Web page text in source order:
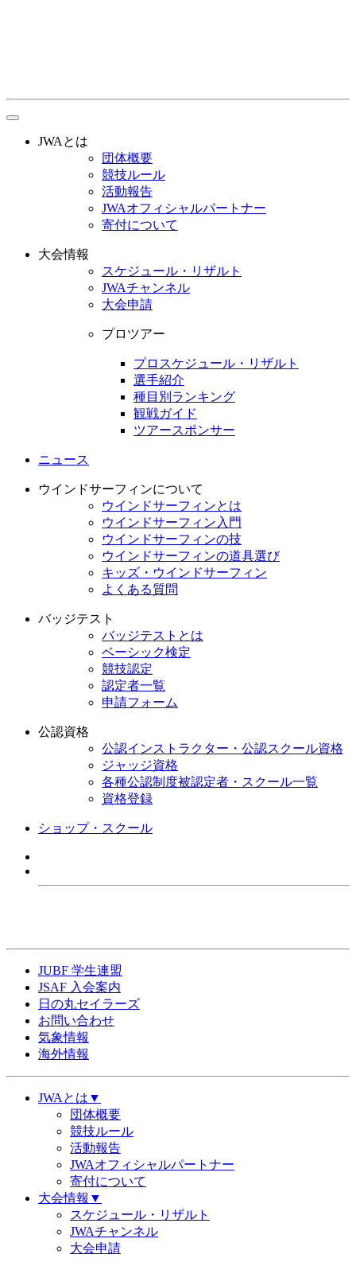
toggle
navigationJWAとは
団体概要
競技ルール
活動報告
JWAオフィシャルパートナー
寄付について
大会情報
スケジュール・リザルト
JWAチャンネル
大会申請
プロツアー
プロスケジュール・リザルト
選手紹介
種目別ランキング
観戦ガイド
ツアースポンサー
ニュース
ウインドサーフィンについて
ウインドサーフィンとは
ウインドサーフィン入門
ウインドサーフィンの技
ウインドサーフィンの道具選び
キッズ・ウインドサーフィン
よくある質問
バッジテスト
バッジテストとは
ベーシック検定
競技認定
認定者一覧
申請フォーム
公認資格
公認インストラクター・公認スクール資格
ジャッジ資格
各種公認制度被認定者・スクール一覧
資格登録
ショップ・スクール
JUBF 学生連盟
JSAF 入会案内
日の丸セイラーズ
お問い合わせ
気象情報
海外情報
JWAとは▼
団体概要
競技ルール
活動報告
JWAオフィシャルパートナー
寄付について
大会情報▼
スケジュール・リザルト
JWAチャンネル
大会申請